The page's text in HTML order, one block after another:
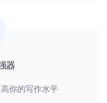
器
你的写作水平